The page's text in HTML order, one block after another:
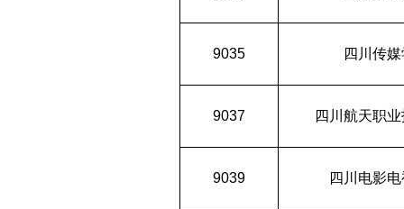
9035 四川传
9037 四川航天职
9039 四川电影